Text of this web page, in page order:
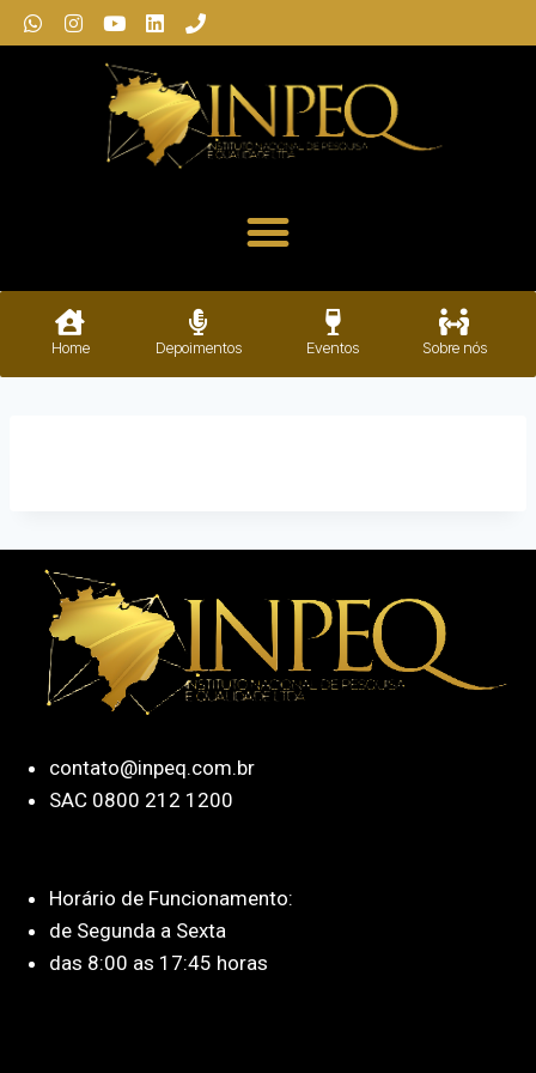
Home Depoimentos Eventos Sobre nós
contato@inpeq.com.br
SAC 0800 212 1200
Horário de Funcionamento:
de Segunda a Sexta
das 8:00 as 17:45 horas